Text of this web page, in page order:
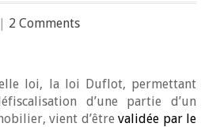
| 2 Comments
loi, la loi Duflot, permettant
d’une partie d’un
vient d’être validée par le